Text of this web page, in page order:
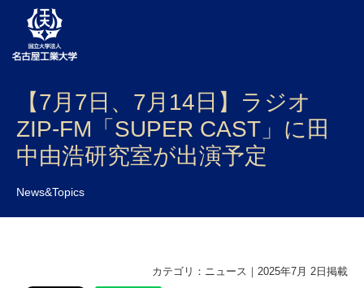
大学案内
学部・大学院・センター
入試
【7月7日、7月14日】ラジオ
ZIP-FM「SUPER CAST」に田
中由浩研究室が出演予定
News&Topics
カテゴリ：ニュース｜2025年7月 2日掲載